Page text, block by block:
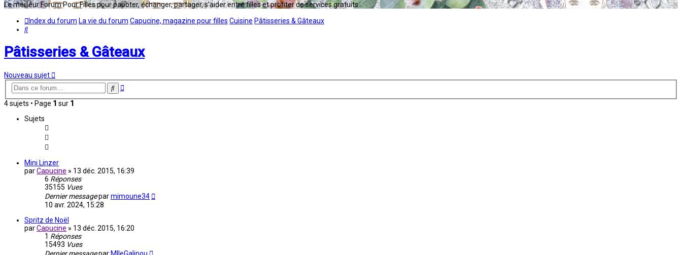
Le meilleur Forum Pour Filles pour papoter, échanger, partager, s'aider entre filles et profiter de services gratuits...
Index du forum La vie du forum Capucine, magazine pour filles Cuisine Pâtisseries & Gâteaux
Rechercher
Pâtisseries & Gâteaux
Nouveau sujet
Rechercher
Recherche
4 sujets • Page 1 sur 1
Sujets
Mini Linzer
parCapucine » 13 déc. 2015, 16:39
6 Réponses
35155 Vues
Dernier messageparmimoune34
10 avr. 2024, 15:28
Spritz de Noël
parCapucine » 13 déc. 2015, 16:20
1 Réponses
15493 Vues